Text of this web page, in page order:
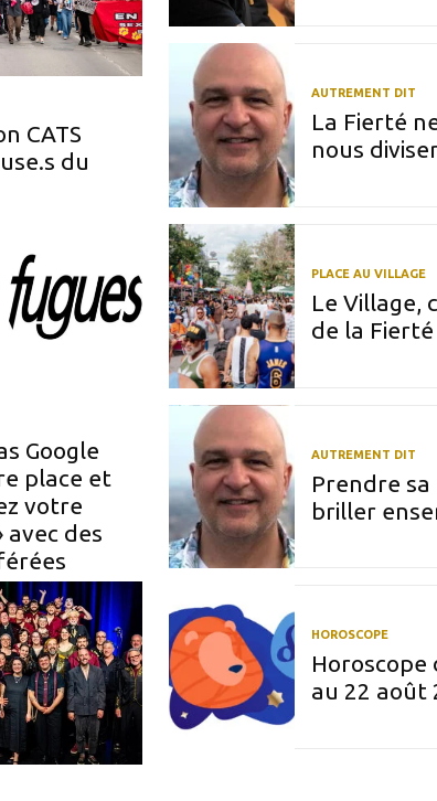
CATS
du
Google
place et
votre
avec des
AUTREMENT DIT
La Fierté
nous
PLACE AU VILLAGE
Le
de la Fierté
AUTREMENT DIT
Prendre
briller
HOROSCOPE
Horoscope
au 22 août